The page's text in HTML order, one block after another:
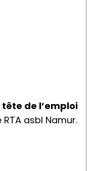
tête de l’emploi
RTA asbl Namur.